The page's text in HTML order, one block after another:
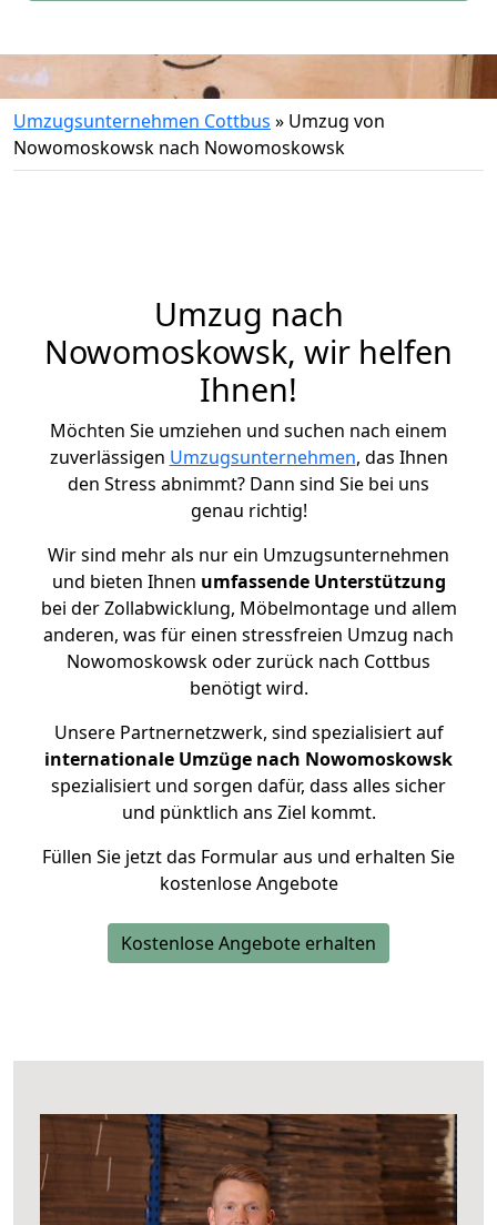
Umzugsunternehmen Cottbus » Umzug von
Nowomoskowsk nach Nowomoskowsk
Umzug nach
Nowomoskowsk, wir helfen
Ihnen!
Möchten Sie umziehen und suchen nach einem
zuverlässigen Umzugsunternehmen, das Ihnen
den Stress abnimmt? Dann sind Sie bei uns
genau richtig!
Wir sind mehr als nur ein Umzugsunternehmen
und bieten Ihnen umfassende Unterstützung
bei der Zollabwicklung, Möbelmontage und allem
anderen, was für einen stressfreien Umzug nach
Nowomoskowsk oder zurück nach Cottbus
benötigt wird.
Unsere Partnernetzwerk, sind spezialisiert auf
internationale Umzüge nach Nowomoskowsk
spezialisiert und sorgen dafür, dass alles sicher
und pünktlich ans Ziel kommt.
Füllen Sie jetzt das Formular aus und erhalten Sie
kostenlose Angebote
Kostenlose Angebote erhalten